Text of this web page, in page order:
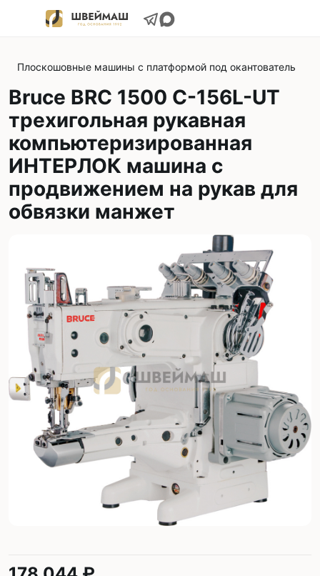
Плоскошовные машины с платформой под окантователь
Bruce BRC 1500 C-156L-UT
трехигольная рукавная
компьютеризированная
ИНТЕРЛОК машина с
продвижением на рукав для
обвязки манжет